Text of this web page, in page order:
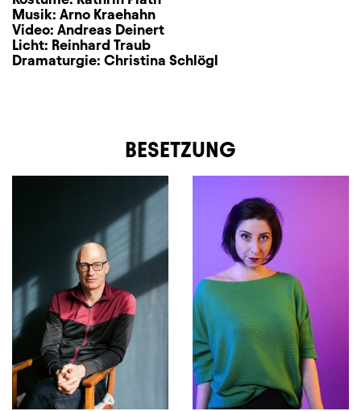
Musik: Arno Kraehahn
Video: Andreas Deinert
Licht: Reinhard Traub
Dramaturgie: Christina Schlögl
BESETZUNG